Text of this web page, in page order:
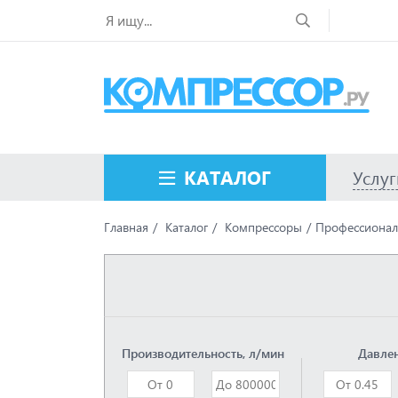
КАТАЛОГ
Главная Каталог Компрессоры
Производительность, л/мин